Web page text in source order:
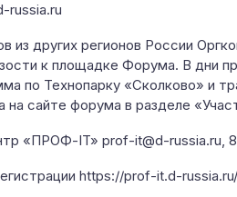
russia.ru
из других регионов России
к площадке Форума. В дни
по Технопарку «Сколково» и
сайте форума в разделе
«ПРОФ-IT» prof-it@d-russia.ru,
https://prof-it.d-